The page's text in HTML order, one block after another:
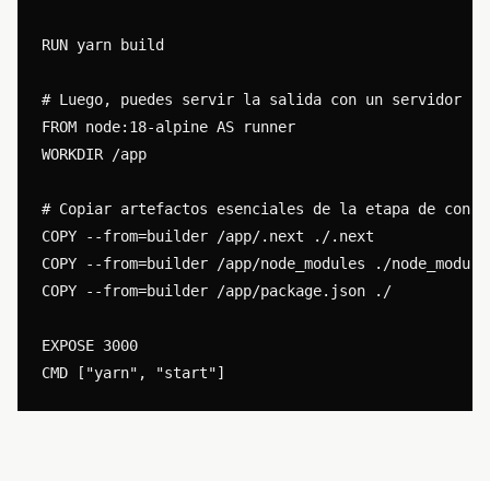
RUN yarn build
# Luego, puedes servir la salida con un servidor
FROM node:18-alpine AS runner
WORKDIR /app
# Copiar artefactos esenciales de la etapa de
COPY --from=builder /app/.next ./.next
COPY --from=builder /app/node_modules ./
COPY --from=builder /app/package.json ./
EXPOSE 3000